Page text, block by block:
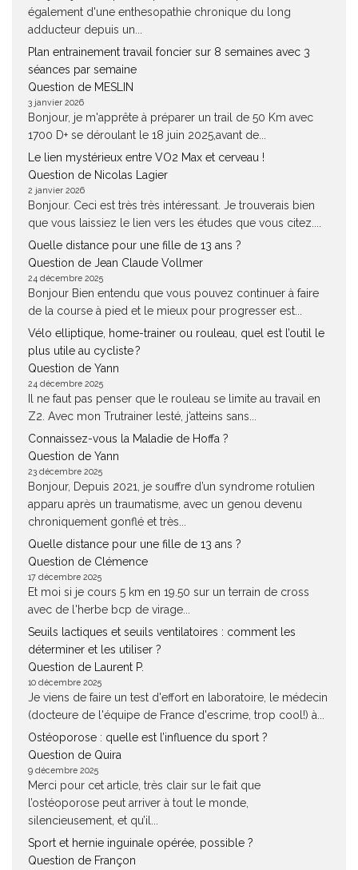
également d'une enthesopathie chronique du long
adducteur depuis un...
Plan entrainement travail foncier sur 8 semaines avec 3
séances par semaine
Question de MESLIN
3 janvier 2026
Bonjour, je m'apprête à préparer un trail de 50 Km avec
1700 D+ se déroulant le 18 juin 2025,avant de...
Le lien mystérieux entre VO2 Max et cerveau !
Question de Nicolas Lagier
2 janvier 2026
Bonjour. Ceci est très très intéressant. Je trouverais bien
que vous laissiez le lien vers les études que vous citez....
Quelle distance pour une fille de 13 ans ?
Question de Jean Claude Vollmer
24 décembre 2025
Bonjour Bien entendu que vous pouvez continuer à faire
de la course à pied et le mieux pour progresser est...
Vélo elliptique, home-trainer ou rouleau, quel est l’outil le
plus utile au cycliste ?
Question de Yann
24 décembre 2025
Il ne faut pas penser que le rouleau se limite au travail en
Z2. Avec mon Trutrainer lesté, j’atteins sans...
Connaissez-vous la Maladie de Hoffa ?
Question de Yann
23 décembre 2025
Bonjour, Depuis 2021, je souffre d’un syndrome rotulien
apparu après un traumatisme, avec un genou devenu
chroniquement gonflé et très...
Quelle distance pour une fille de 13 ans ?
Question de Clémence
17 décembre 2025
Et moi si je cours 5 km en 19.50 sur un terrain de cross
avec de l'herbe bcp de virage...
Seuils lactiques et seuils ventilatoires : comment les
déterminer et les utiliser ?
Question de Laurent P.
10 décembre 2025
Je viens de faire un test d'effort en laboratoire, le médecin
(docteure de l'équipe de France d'escrime, trop cool!) à...
Ostéoporose : quelle est l’influence du sport ?
Question de Quira
9 décembre 2025
Merci pour cet article, très clair sur le fait que
l’ostéoporose peut arriver à tout le monde,
silencieusement, et qu’il...
Sport et hernie inguinale opérée, possible ?
Question de Françon